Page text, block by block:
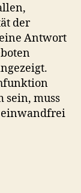
der
Antwort
sein, muss
einwandfrei